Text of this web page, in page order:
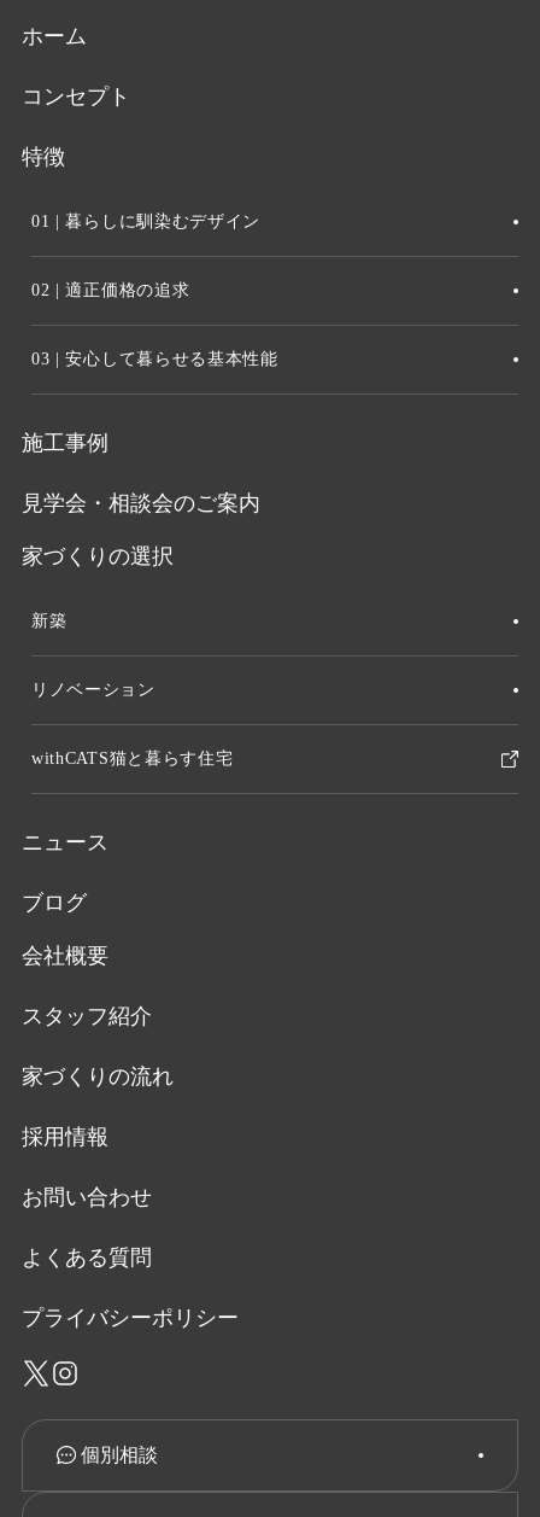
ホーム
コンセプト
特徴
01 | 暮らしに馴染むデザイン
02 | 適正価格の追求
03 | 安心して暮らせる基本性能
施工事例
見学会・相談会のご案内
家づくりの選択
新築
リノベーション
withCATS猫と暮らす住宅
ニュース
ブログ
会社概要
スタッフ紹介
家づくりの流れ
採用情報
お問い合わせ
よくある質問
プライバシーポリシー
個別相談